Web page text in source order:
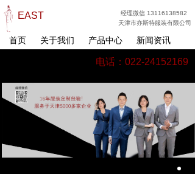
EAST
经理微信 13116138582
天津市亦斯特服装有限公司
首页 关于我们 产品中心 新闻资讯
电话：022-24152169